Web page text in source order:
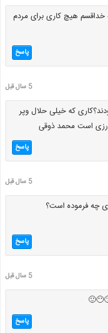
خداقسم هیچ کاری برای مردم
پاسخ
5 سال قبل
که خیلی حلال وپر
است محمد ذوقی
پاسخ
5 سال قبل
چه فرموده است؟
پاسخ
5 سال قبل
پاسخ